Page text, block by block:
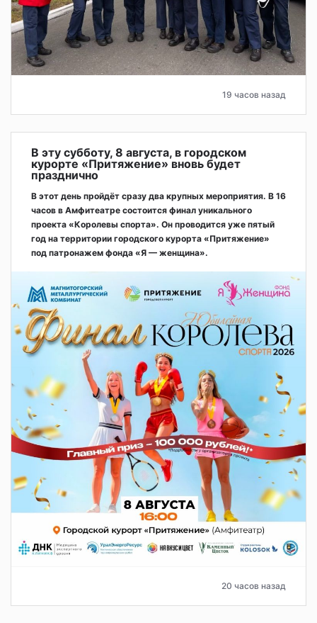
19 часов назад
В эту субботу, 8 августа, в городском
курорте «Притяжение» вновь будет
празднично
В этот день пройдёт сразу два крупных мероприятия. В 16
часов в Амфитеатре состоится финал уникального
проекта «Королевы спорта». Он проводится уже пятый
год на территории городского курорта «Притяжение»
под патронажем фонда «Я — женщина».
20 часов назад